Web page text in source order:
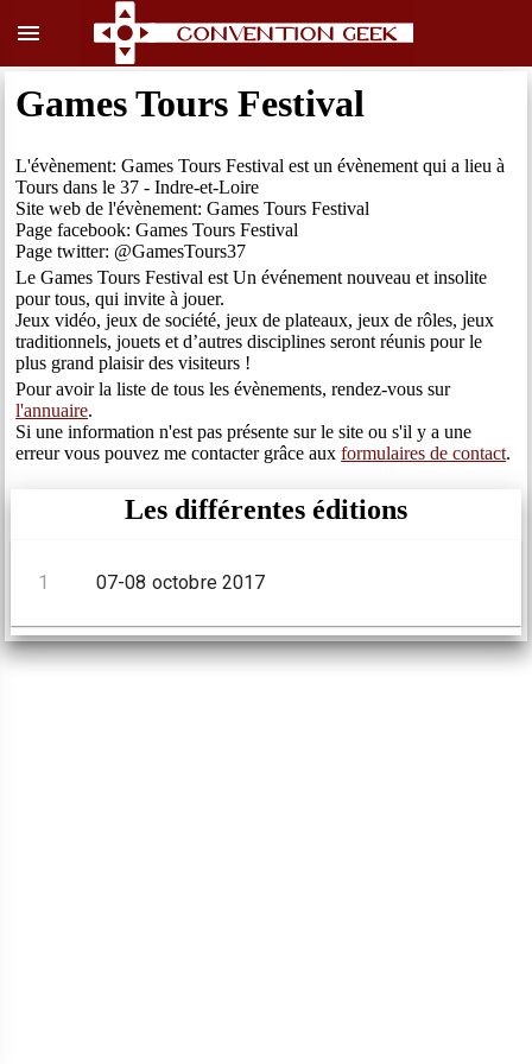
menu
Games Tours Festival
L'évènement: Games Tours Festival est un évènement qui a lieu à
Tours dans le 37 - Indre-et-Loire
Site web de l'évènement: Games Tours Festival
Page facebook: Games Tours Festival
Page twitter: @GamesTours37
Le Games Tours Festival est Un événement nouveau et insolite
pour tous, qui invite à jouer.
Jeux vidéo, jeux de société, jeux de plateaux, jeux de rôles, jeux
traditionnels, jouets et d’autres disciplines seront réunis pour le
plus grand plaisir des visiteurs !
Pour avoir la liste de tous les évènements, rendez-vous sur
l'annuaire.
Si une information n'est pas présente sur le site ou s'il y a une
erreur vous pouvez me contacter grâce auxformulaires de contact.
Les différentes éditions
1 07-08 octobre 2017